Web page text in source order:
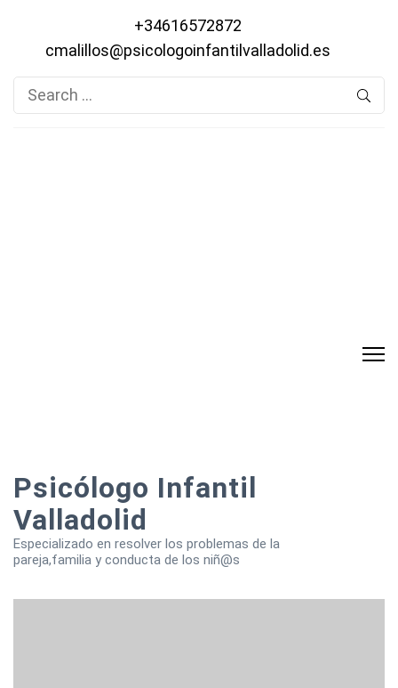
+34616572872
cmalillos@psicologoinfantilvalladolid.es
Search
for:
Psicólogo Infantil
Valladolid
Especializado en resolver los problemas de la
pareja,familia y conducta de los niñ@s